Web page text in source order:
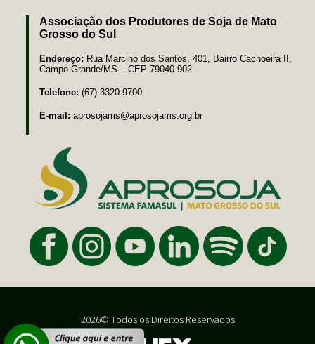
Associação dos Produtores de Soja de Mato
Grosso do Sul
Endereço: Rua Marcino dos Santos, 401, Bairro Cachoeira II,
Campo Grande/MS – CEP 79040-902
Telefone: (67) 3320-9700
E-mail: aprosojams@aprosojams.org.br
2026© Todos os Direitos Reservados